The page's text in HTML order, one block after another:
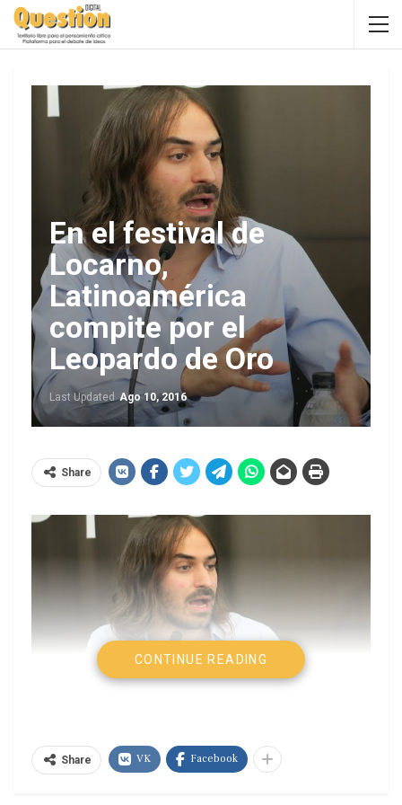
En el festival de
Locarno,
Latinoamérica
compite por el
Leopardo de Oro
Last UpdatedAgo 10, 2016
Share
CONTINUE READING
Share VK Facebook